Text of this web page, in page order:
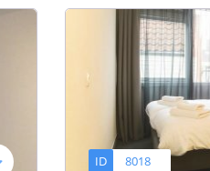
ID 8018